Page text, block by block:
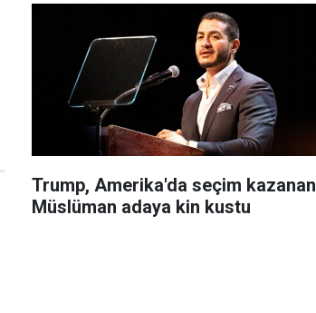
Trump, Amerika'da seçim kazanan
Müslüman adaya kin kustu